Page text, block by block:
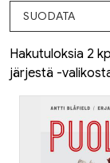
SUODATA
Hakutuloksia 2
järjestä -